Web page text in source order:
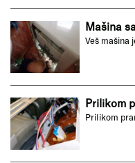
Mašina
Veš mašina
Prilikom
Prilikom